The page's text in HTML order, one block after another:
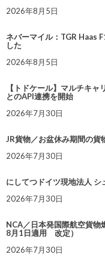
2026年8月5日
ネバーマイル：TGR Haas
した
2026年8月5日
【トドケール】マルチキ
とのAPI連携を開始
2026年7月30日
JR貨物／お盆休み期間の貨
2026年7月30日
にしてつドイツ現地法人
2026年7月30日
NCA／日本発国際航空貨
8月1日適用 改定）
2026年7月30日